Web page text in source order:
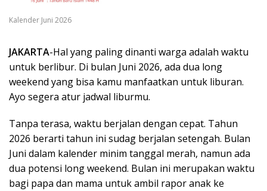
Kalender Juni 2026
JAKARTA-Hal yang paling dinanti warga adalah waktu
untuk berlibur. Di bulan Juni 2026, ada dua long
weekend yang bisa kamu manfaatkan untuk liburan.
Ayo segera atur jadwal liburmu.
Tanpa terasa, waktu berjalan dengan cepat. Tahun
2026 berarti tahun ini sudag berjalan setengah. Bulan
Juni dalam kalender minim tanggal merah, namun ada
dua potensi long weekend. Bulan ini merupakan waktu
bagi papa dan mama untuk ambil rapor anak ke